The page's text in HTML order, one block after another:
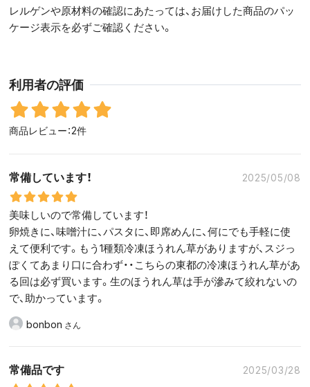
レルゲンや原材料の確認にあたっては、お届けした商品のパッ
ケージ表示を必ずご確認ください。
利用者の評価
商品レビュー：2件
常備しています！ 2025/05/08
美味しいので常備しています！
卵焼きに、味噌汁に、パスタに、即席めんに、何にでも手軽に使
えて便利です。もう1種類冷凍ほうれん草がありますが、スジっ
ぽくてあまり口に合わず・・こちらの東都の冷凍ほうれん草があ
る回は必ず買います。生のほうれん草は手が滲みて絞れないの
で、助かっています。
bonbon
常備品です 2025/03/28